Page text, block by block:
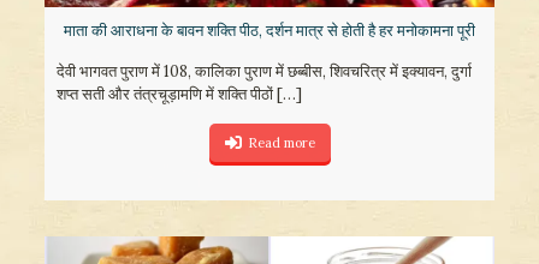
माता की आराधना के बावन शक्ति पीठ, दर्शन मात्र से होती है हर मनोकामना पूरी
देवी भागवत पुराण में 108, कालिका पुराण में छब्बीस, शिवचरित्र में इक्यावन, दुर्गा
शप्त सती और तंत्रचूड़ामणि में शक्ति पीठों[…]
Read more